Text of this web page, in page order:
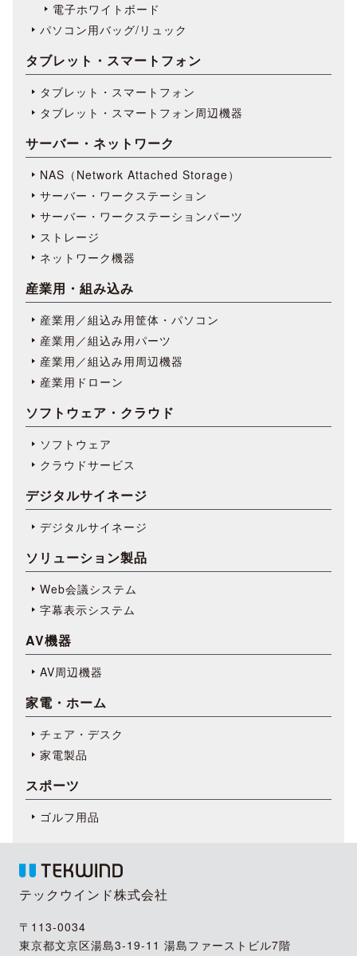
電子ホワイトボード
パソコン用バッグ/リュック
タブレット・スマートフォン
タブレット・スマートフォン
タブレット・スマートフォン周辺機器
サーバー・ネットワーク
NAS（Network Attached Storage）
サーバー・ワークステーション
サーバー・ワークステーションパーツ
ストレージ
ネットワーク機器
産業用・組み込み
産業用／組込み用筐体・パソコン
産業用／組込み用パーツ
産業用／組込み用周辺機器
産業用ドローン
ソフトウェア・クラウド
ソフトウェア
クラウドサービス
デジタルサイネージ
デジタルサイネージ
ソリューション製品
Web会議システム
字幕表⽰システム
AV機器
AV周辺機器
家電・ホーム
チェア・デスク
家電製品
スポーツ
ゴルフ用品
テックウインド株式会社
〒113-0034
東京都文京区湯島3-19-11 湯島ファーストビル7階